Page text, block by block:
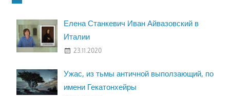
Елена Станкевич Иван Айвазовский в
Италии
23.11.2020
Ужас, из тьмы античной выползающий, по
имени Гекатонхейры